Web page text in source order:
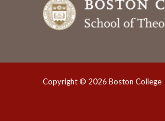
Copyright © 2026 Boston College